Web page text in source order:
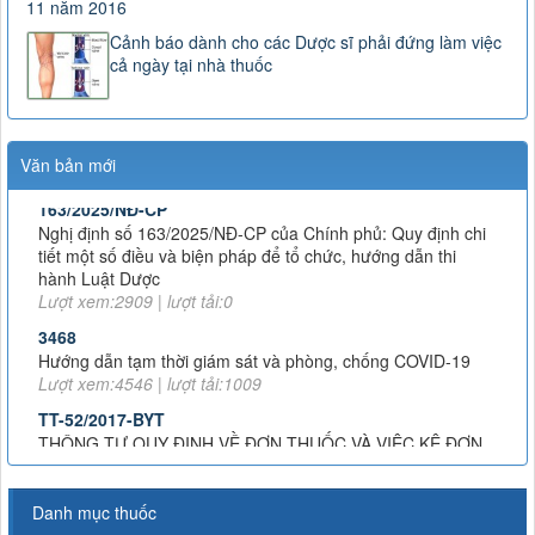
11 năm 2016
Cảnh báo dành cho các Dược sĩ phải đứng làm việc
cả ngày tại nhà thuốc
Văn bản mới
163/2025/NĐ-CP
Nghị định số 163/2025/NĐ-CP của Chính phủ: Quy định chi
tiết một số điều và biện pháp để tổ chức, hướng dẫn thi
hành Luật Dược
Lượt xem:2909 | lượt tải:0
3468
Hướng dẫn tạm thời giám sát và phòng, chống COVID-19
Lượt xem:4546 | lượt tải:1009
TT-52/2017-BYT
THÔNG TƯ QUY ĐỊNH VỀ ĐƠN THUỐC VÀ VIỆC KÊ ĐƠN
THUỐC HÓA DƯỢC, SINH PHẨM TRONG ĐIỀU TRỊ NGOẠI
TRÚ
Lượt xem:8019 | lượt tải:1382
51/2017/TT-BYT
THÔNG TƯ HƯỚNG DẪN PHÒNG, CHẨN ĐOÁN VÀ XỬ TRÍ
Danh mục thuốc